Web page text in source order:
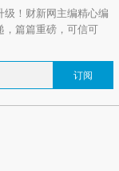
级！财新网主编精心编
，篇篇重磅，可信可
订阅